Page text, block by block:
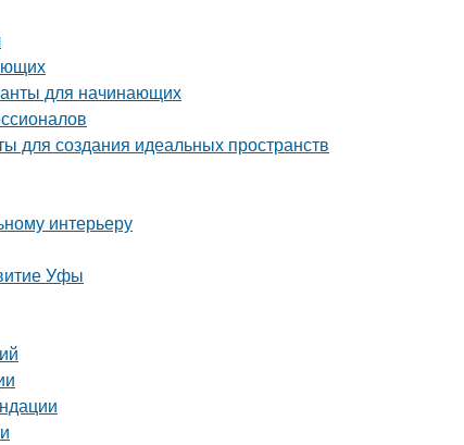
для начинающих
для создания идеальных пространств
интерьеру
Уфы